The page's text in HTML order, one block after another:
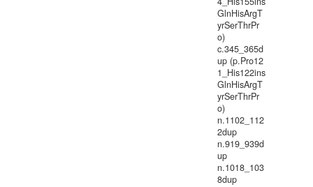
GlnHisArgT
yrSerThrPr
o)
c.345_365d
up (p.Pro12
1_His122ins
GlnHisArgT
yrSerThrPr
o)
n.1102_112
2dup
n.919_939d
up
n.1018_103
8dup